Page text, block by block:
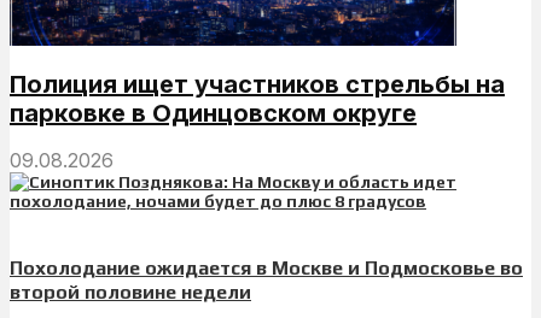
Полиция ищет участников стрельбы на
парковке в Одинцовском округе
09.08.2026
Похолодание ожидается в Москве и Подмосковье во
второй половине недели